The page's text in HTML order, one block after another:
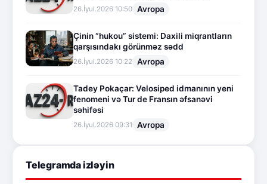
26.İyul.2026 10:50 Avropa
Çinin “hukou” sistemi: Daxili miqrantların
qarşısındakı görünməz sədd
26.İyul.2026 10:22 Avropa
Tadey Pokaçar: Velosiped idmanının yeni
fenomeni və Tur de Fransın əfsanəvi
səhifəsi
26.İyul.2026 09:31 Avropa
Telegramda izləyin